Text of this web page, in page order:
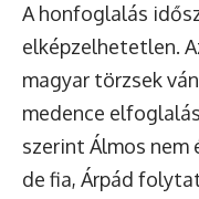
A honfoglalás
elképzelhetetlen.
magyar törzsek
medence
szerint Álmos nem
de fia, Árpád